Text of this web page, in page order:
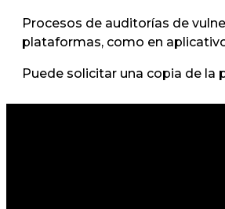
Procesos de auditorías de
plataformas, como en
Puede solicitar una copia de